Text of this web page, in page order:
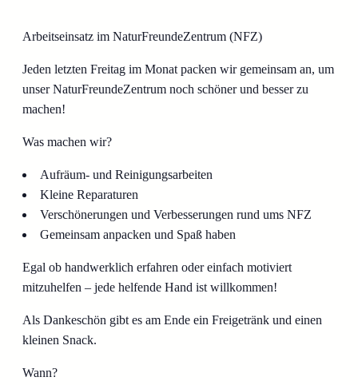
Arbeitseinsatz im NaturFreundeZentrum (NFZ)
Jeden letzten Freitag im Monat packen wir gemeinsam an, um
unser NaturFreundeZentrum noch schöner und besser zu
machen!
Was machen wir?
Aufräum- und Reinigungsarbeiten
Kleine Reparaturen
Verschönerungen und Verbesserungen rund ums NFZ
Gemeinsam anpacken und Spaß haben
Egal ob handwerklich erfahren oder einfach motiviert
mitzuhelfen – jede helfende Hand ist willkommen!
Als Dankeschön gibt es am Ende ein Freigetränk und einen
kleinen Snack.
Wann?